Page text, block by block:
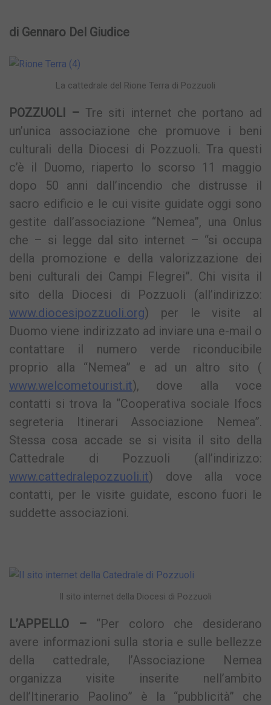
di Gennaro Del Giudice
La cattedrale del Rione Terra di Pozzuoli
POZZUOLI – Tre siti internet che portano ad
un’unica associazione che promuove i beni
culturali della Diocesi di Pozzuoli. Tra questi
c’è il Duomo, riaperto lo scorso 11 maggio
dopo 50 anni dall’incendio che distrusse il
sacro edificio e le cui visite guidate oggi sono
gestite dall’associazione “Nemea”, una Onlus
che – si legge dal sito internet – “si occupa
della promozione e della valorizzazione dei
beni culturali dei Campi Flegrei”. Chi visita il
sito della Diocesi di Pozzuoli (all’indirizzo:
www.diocesipozzuoli.org) per le visite al
Duomo viene indirizzato ad inviare una e-mail o
contattare il numero verde riconducibile
proprio alla “Nemea” e ad un altro sito (
www.welcometourist.it), dove alla voce
contatti si trova la “Cooperativa sociale Ifocs
segreteria Itinerari Associazione Nemea”.
Stessa cosa accade se si visita il sito della
Cattedrale di Pozzuoli (all’indirizzo:
www.cattedralepozzuoli.it) dove alla voce
contatti, per le visite guidate, escono fuori le
suddette associazioni.
Il sito internet della Diocesi di Pozzuoli
L’APPELLO – “Per coloro che desiderano
avere informazioni sulla storia e sulle bellezze
della cattedrale, l’Associazione Nemea
organizza visite inserite nell’ambito
dell’Itinerario Paolino” è la “pubblicità” che